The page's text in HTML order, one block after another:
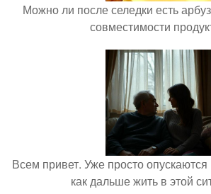
Можно ли после селедки есть
совместимости
Всем привет. Уже просто
как дальше жить в этой